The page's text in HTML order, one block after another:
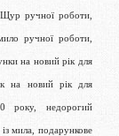
ручної роботи,
ручної роботи,
на новий рік для
на новий рік для
року, недорогий
мила, подарункове